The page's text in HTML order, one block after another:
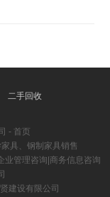
二手回收
- 首页
具、钢制家具销售
业管理咨询|商务信息咨询
建设有限公司